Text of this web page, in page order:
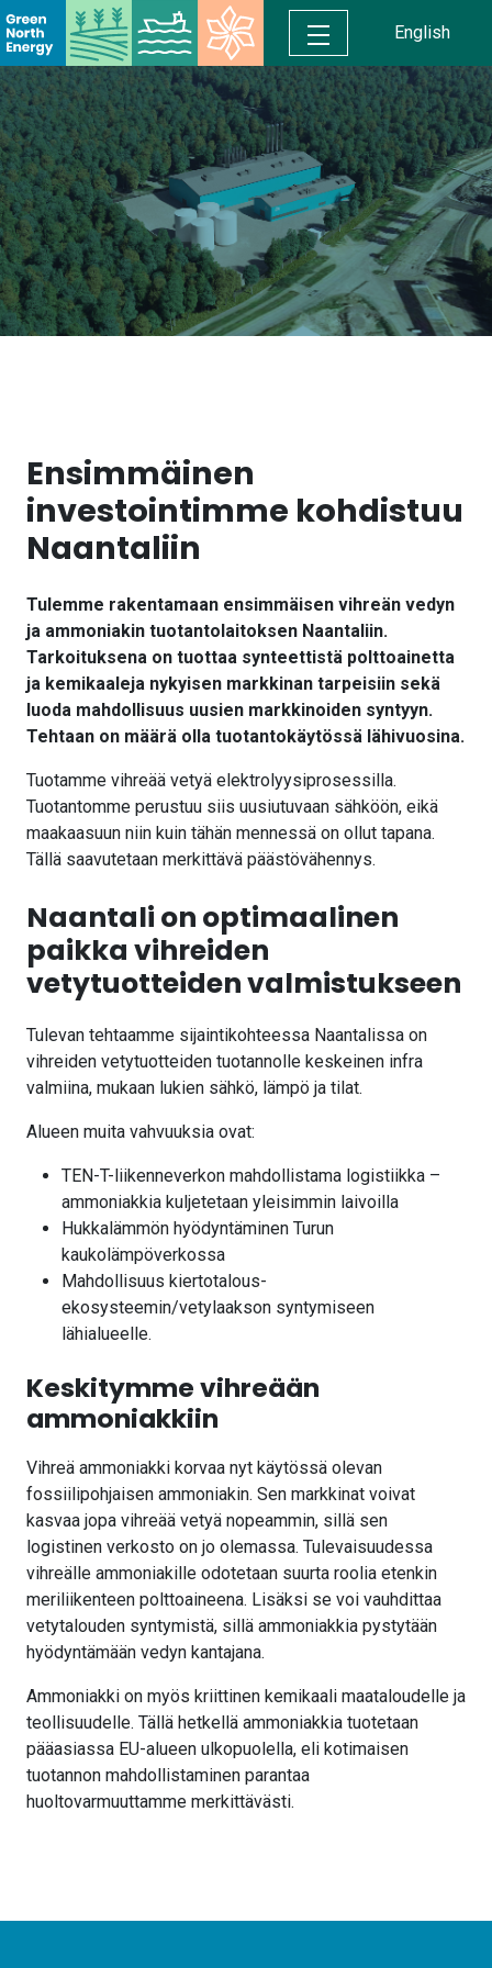
English
Ensimmäinen
investointimme kohdistuu
Naantaliin
Tulemme rakentamaan ensimmäisen vihreän vedyn
ja ammoniakin tuotantolaitoksen Naantaliin.
Tarkoituksena on tuottaa synteettistä polttoainetta
ja kemikaaleja nykyisen markkinan tarpeisiin sekä
luoda mahdollisuus uusien markkinoiden syntyyn.
Tehtaan on määrä olla tuotantokäytössä lähivuosina.
Tuotamme vihreää vetyä elektrolyysiprosessilla.
Tuotantomme perustuu siis uusiutuvaan sähköön, eikä
maakaasuun niin kuin tähän mennessä on ollut tapana.
Tällä saavutetaan merkittävä päästövähennys.
Naantali on optimaalinen
paikka vihreiden
vetytuotteiden valmistukseen
Tulevan tehtaamme sijaintikohteessa Naantalissa on
vihreiden vetytuotteiden tuotannolle keskeinen infra
valmiina, mukaan lukien sähkö, lämpö ja tilat.
Alueen muita vahvuuksia ovat:
TEN-T-liikenneverkon mahdollistama logistiikka –
ammoniakkia kuljetetaan yleisimmin laivoilla
Hukkalämmön hyödyntäminen Turun
kaukolämpöverkossa
Mahdollisuus kiertotalous-
ekosysteemin/vetylaakson syntymiseen
lähialueelle.
Keskitymme vihreään
ammoniakkiin
Vihreä ammoniakki korvaa nyt käytössä olevan
fossiilipohjaisen ammoniakin. Sen markkinat voivat
kasvaa jopa vihreää vetyä nopeammin, sillä sen
logistinen verkosto on jo olemassa. Tulevaisuudessa
vihreälle ammoniakille odotetaan suurta roolia etenkin
meriliikenteen polttoaineena. Lisäksi se voi vauhdittaa
vetytalouden syntymistä, sillä ammoniakkia pystytään
hyödyntämään vedyn kantajana.
Ammoniakki on myös kriittinen kemikaali maataloudelle ja
teollisuudelle. Tällä hetkellä ammoniakkia tuotetaan
pääasiassa EU-alueen ulkopuolella, eli kotimaisen
tuotannon mahdollistaminen parantaa
huoltovarmuuttamme merkittävästi.